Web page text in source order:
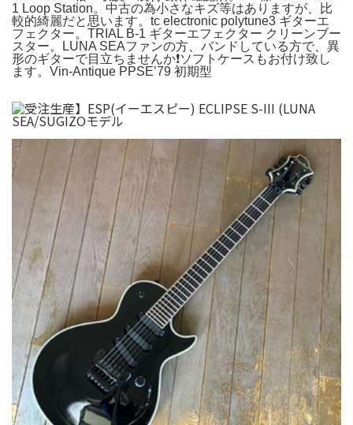
1 Loop Station。中古の為小さなキズ等はありますが、比
較的綺麗だと思います。tc electronic polytune3 ギターエ
フェクター。TRIAL B-1 ギターエフェクター クリーンブー
スター。LUNA SEAファンの方、バンドしている方で、異
形のギターで目立ちませんか❗ソフトケースもお付け致し
ます。Vin-Antique PPSE’79 初期型